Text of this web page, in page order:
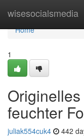
wisesocialsmedia
Home
Home
1
feuchter
juliak554cuk4 442